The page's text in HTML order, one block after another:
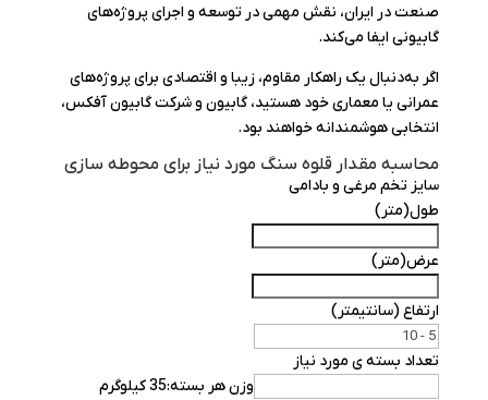
صنعت در ایران، نقش مهمی در توسعه و اجرای پروژه‌های
گابیونی ایفا می‌کند.
اگر به‌دنبال یک راهکار مقاوم، زیبا و اقتصادی برای پروژه‌های
عمرانی یا معماری خود هستید، گابیون و شرکت گابیون آفکس،
انتخابی هوشمندانه خواهند بود.
محاسبه مقدار قلوه سنگ مورد نیاز برای محوطه سازی
سایز تخم مرغی و بادامی
طول(متر)
عرض(متر)
ارتفاع (سانتیمتر)
تعداد بسته ی مورد نیاز
وزن هر بسته:35 کیلوگرم